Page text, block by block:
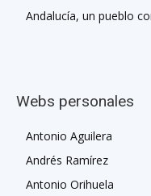
Andalucía, un pueblo
Webs personales
Antonio Aguilera
Andrés Ramírez
Antonio Orihuela